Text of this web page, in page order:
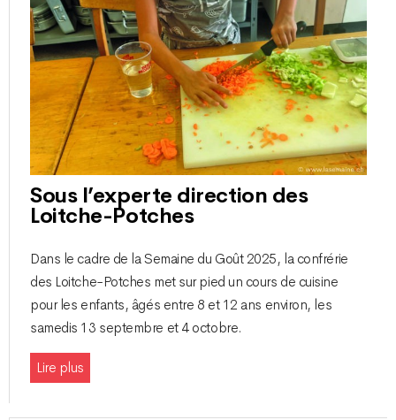
Sous l’experte direction des
Loitche-Potches
Dans le cadre de la Semaine du Goût 2025, la confrérie
des Loitche-Potches met sur pied un cours de cuisine
pour les enfants, âgés entre 8 et 12 ans environ, les
samedis 13 septembre et 4 octobre.
Lire plus